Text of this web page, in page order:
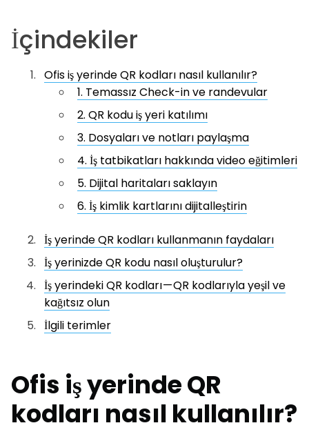
İçindekiler
Ofis iş yerinde QR kodları nasıl kullanılır?
1. Temassız Check-in ve randevular
2. QR kodu iş yeri katılımı
3. Dosyaları ve notları paylaşma
4. İş tatbikatları hakkında video eğitimleri
5. Dijital haritaları saklayın
6. İş kimlik kartlarını dijitalleştirin
İş yerinde QR kodları kullanmanın faydaları
İş yerinizde QR kodu nasıl oluşturulur?
İş yerindeki QR kodları — QR kodlarıyla yeşil ve
kağıtsız olun
İlgili terimler
Ofis iş yerinde QR
kodları nasıl kullanılır?